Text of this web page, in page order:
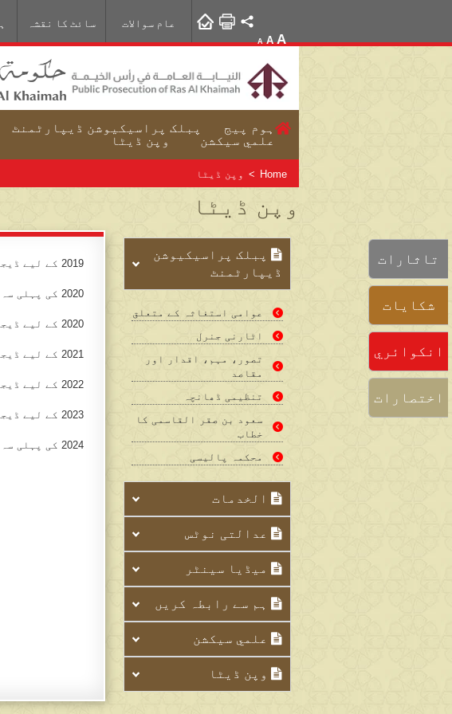
تاثارات
شكايات
انكوائري
اختصارات
سائٹ کا نقشہ عام سوالات
A A A
ہوم پیج پبلک پراسیکیوشن ڈيپارٹمنٹ
علمي سيکشن
وپن ڈیٹا
Home
> وپن ڈیٹا
وپن ڈیٹا
پبلک پراسیکیوشن
ڈيپارٹمنٹ
عوامی استغاثہ کے متعلق
اٹارنی جنرل
تصور، مہم، اقدار اور
مقاصد
تنظیمی ڈھانچہ
سعود بن صقر القاسمی کا
خطاب
محکمہ پالیسی
الخدمات
عدالتی نوٹس
میڈیا سینٹر
ہم سے رابطہ کریں
علمي سيکشن
وپن ڈیٹا
2019 کے لیے ڈیجیٹل سروسز کا استعمال کی شرح
2020 کی پہلی سہ ماہی کے لیے ڈیجیٹل سروسز کا استعمال کی شرح
2020 کے لیے ڈیجیٹل سروسز کا استعمال کی شرح
2021 کے لیے ڈیجیٹل سروسز کا استعمال کی شرح
2022 کے لیے ڈیجیٹل سروسز کا استعمال کی شرح
2023 کے لیے ڈیجیٹل سروسز کا استعمال کی شرح
2024 کی پہلی سہ ماہی کے لیے ڈیجیٹل سروسز کا استعمال کی شرح